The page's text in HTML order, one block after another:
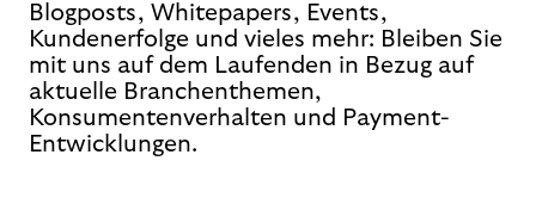
Blogposts, Whitepapers, Events,
Kundenerfolge und vieles mehr: Bleiben Sie
mit uns auf dem Laufenden in Bezug auf
aktuelle Branchenthemen,
Konsumentenverhalten und Payment-
Entwicklungen.